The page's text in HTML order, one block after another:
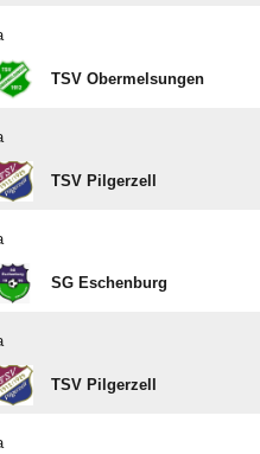
TSV Obermelsungen
TSV Pilgerzell
SG Eschenburg
TSV Pilgerzell